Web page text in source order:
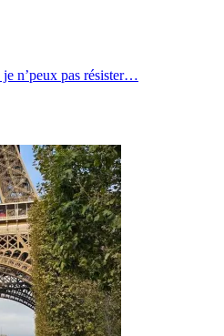
n’peux pas résister…